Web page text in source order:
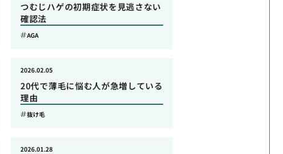
つむじハゲの初期症状を見逃さない
確認法
AGA
20代で薄毛に悩む人が急増している
理由
2026.02.05
抜け毛
2026.01.28